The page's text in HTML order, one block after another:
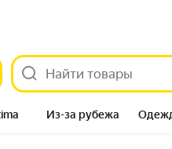
Из-за рубежа